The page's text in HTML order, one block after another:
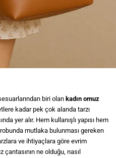
biri olan kadın omuz
kadar pek çok alanda tarzı
yer alır. Hem kullanışlı yapısı hem
mutlaka bulunması gereken
ve ihtiyaçlara göre evrim
çantasının ne olduğu, nasıl